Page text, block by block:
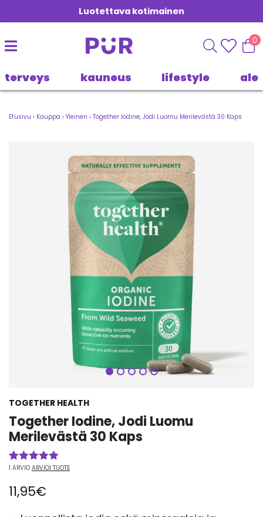
Luotettava kotimainen
0
terveys kauneus lifestyle ale
Etusivu › Kauppa › Yleinen › Together Iodine, Jodi Luomu Merilevästä 30 Kaps
Seuraava
TOGETHER HEALTH
Together Iodine, Jodi Luomu
Merilevästä 30 Kaps
Arvio5.00
perustuen
1
asiakkaan
1 ARVIO ARVIOI TUOTE
11,95€